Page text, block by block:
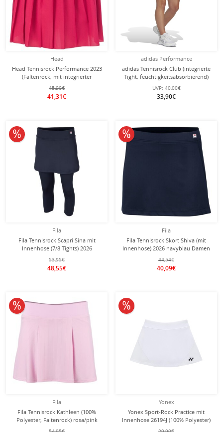
Head
Head Tennisrock Performance 2023
(Faltenrock, mit integrierter
Innenshort) magenta Damen
45,90€
41,31€
adidas Performance
adidas Tennisrock Club (integrierte
Tight, feuchtigkeitsabsorbierend)
navyblau Damen
UVP: 40,00€
33,90€
Fila
Fila Tennisrock Scapri Sina mit
Innenhose (7/8 Tights) 2026
navyblau Damen
53,95€
48,55€
10% reduziert
Fila
Fila Tennisrock Skort Shiva (mit
Innenhose) 2026 navyblau Damen
44,54€
40,09€
10% reduziert
Fila
Fila Tennisrock Kathleen (100%
Polyester, Faltenrock) rosa/pink
Damen
10% reduziert
Yonex
Yonex Sport-Rock Practice mit
Innenhose 26194J (100% Polyester)
2026 weiss Mädchen
10% reduziert